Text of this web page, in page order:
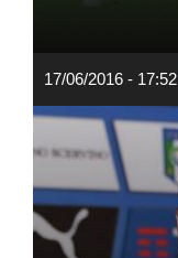
17/06/2016 - 17:52